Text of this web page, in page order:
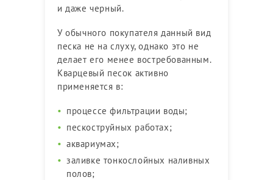
и даже черный.
У обычного покупателя данный вид
песка не на слуху, однако это не
делает его менее востребованным.
Кварцевый песок активно
применяется в:
процессе фильтрации воды;
пескоструйных работах;
аквариумах;
заливке тонкослойных наливных
полов;